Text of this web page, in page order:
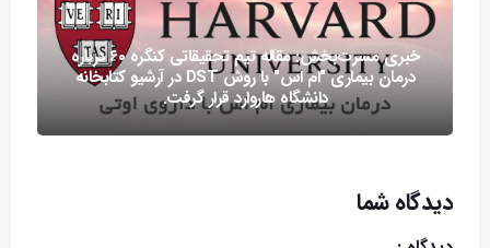
خبری مسرت‌بخش: مقاله تیم تحقیقاتی کنگره ۶۰ درباره
درمان بیماری "ام اس" با روش DST در آرشیو کتابخانه
دانشگاه هاروارد قرار گرفت.
دیدگاه شما